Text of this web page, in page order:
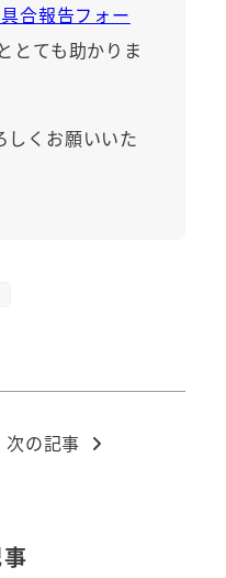
合報告フォー
とても助かりま
しくお願いいた
次の記事